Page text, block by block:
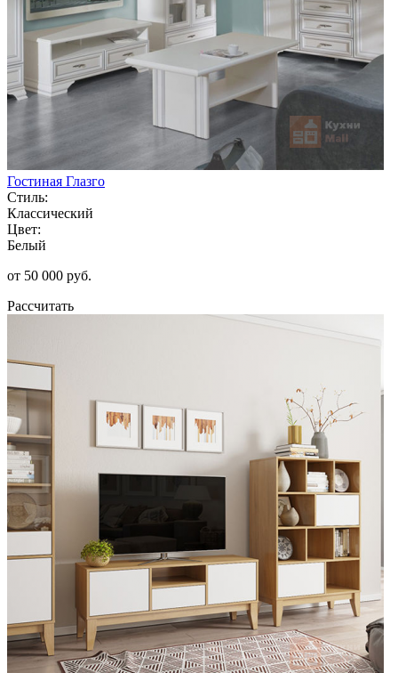
Гостиная Глазго
Стиль:
Классический
Цвет:
Белый
от 50 000 руб.
Рассчитать